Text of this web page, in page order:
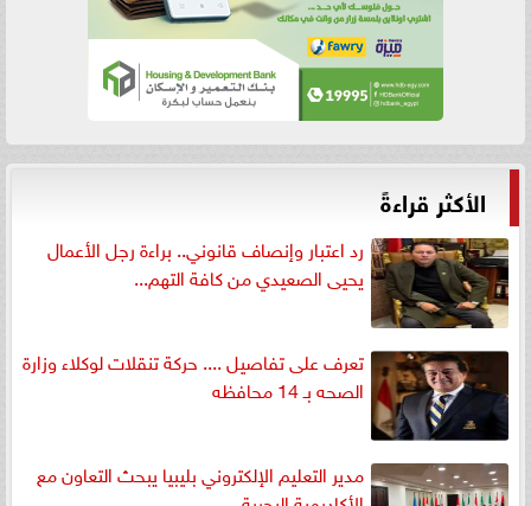
الأكثر قراءةً
رد اعتبار وإنصاف قانوني.. براءة رجل الأعمال
يحيى الصعيدي من كافة التهم...
تعرف على تفاصيل .... حركة تنقلات لوكلاء وزارة
الصحه بـ 14 محافظه
مدير التعليم الإلكتروني بليبيا يبحث التعاون مع